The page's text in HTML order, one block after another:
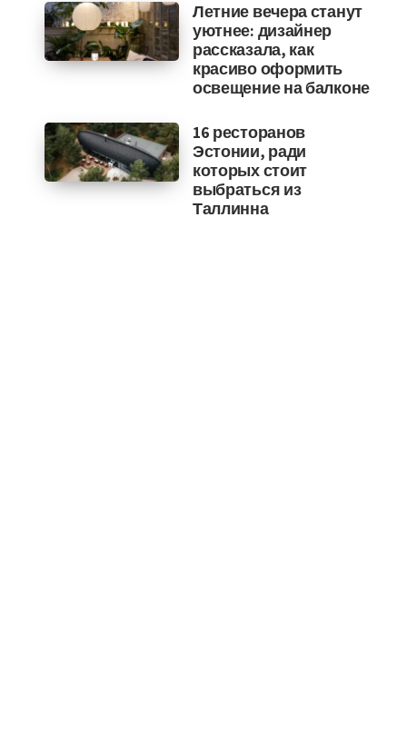
Летние вечера станут
уютнее: дизайнер
рассказала, как
красиво оформить
освещение на балконе
16 ресторанов
Эстонии, ради
которых стоит
выбраться из
Таллинна